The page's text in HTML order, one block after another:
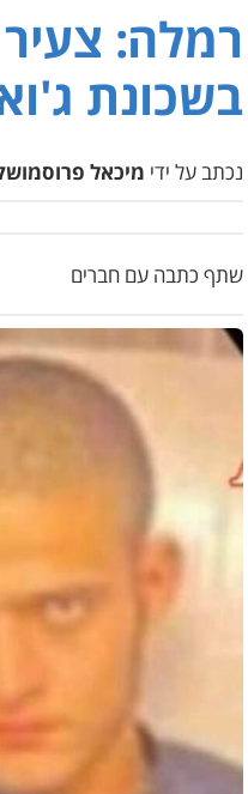
רמלה: צעיר
בשכונת
נכתב על ידי מיכאל
שתף כתבה עם חברים